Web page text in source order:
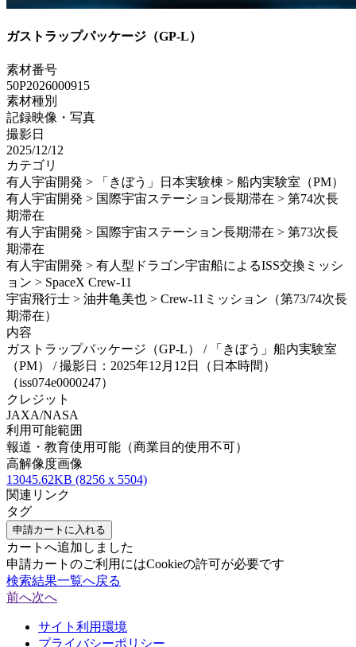
ガストラップパッケージ（GP-L）
素材番号
50P2026000915
素材種別
記録映像・写真
撮影日
2025/12/12
カテゴリ
有人宇宙開発 > 「きぼう」日本実験棟 > 船内実験室（PM）
有人宇宙開発 > 国際宇宙ステーション長期滞在 > 第74次長
期滞在
有人宇宙開発 > 国際宇宙ステーション長期滞在 > 第73次長
期滞在
有人宇宙開発 > 有人型ドラゴン宇宙船によるISS交換ミッシ
ョン > SpaceX Crew-11
宇宙飛行士 > 油井亀美也 > Crew-11ミッション（第73/74次長
期滞在）
内容
ガストラップパッケージ（GP-L） / 「きぼう」船内実験室
（PM） / 撮影日：2025年12月12日（日本時間）
（iss074e0000247）
クレジット
JAXA/NASA
利用可能範囲
報道・教育使用可能（商業目的使用不可）
高解像度画像
13045.62KB (8256 x 5504)
関連リンク
タグ
申請カートに入れる
カートへ追加しました
申請カートのご利用にはCookieの許可が必要です
検索結果一覧へ戻る
前へ次へ
サイト利用環境
プライバシーポリシー